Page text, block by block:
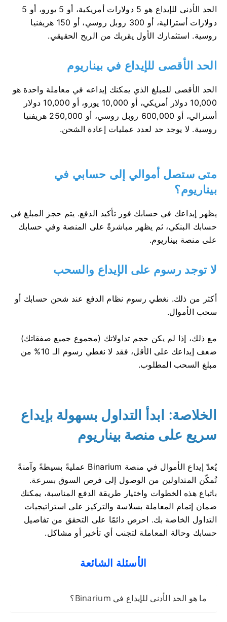
الحد الأدنى للإيداع هو 5 دولارات أمريكية، أو 5 يورو، أو 5
دولارات أسترالية، أو 300 روبل روسي، أو 150 هريفنيا
روسية. استثمارك الأول يقربك من الربح الحقيقي.
الحد الأقصى للإيداع في بيناريوم
الحد الأقصى للمبلغ الذي يمكنك إيداعه في معاملة واحدة هو
10,000 دولار أمريكي، أو 10,000 يورو، أو 10,000 دولار
أسترالي، أو 600,000 روبل روسي، أو 250,000 هريفنيا
روسية. لا يوجد حد لعدد عمليات إعادة الشحن.
متى ستصل أموالي إلى حسابي في
بيناريوم؟
يظهر إيداعك في حسابك فور تأكيد الدفع. يتم حجز المبلغ في
حسابك البنكي، ثم يظهر مباشرةً على المنصة وفي حسابك
على منصة بيناريوم.
لا توجد رسوم على الإيداع والسحب
أكثر من ذلك. نغطي رسوم نظام الدفع عند شحن حسابك أو
سحب الأموال.
مع ذلك، إذا لم يكن حجم تداولاتك (مجموع جميع صفقاتك)
ضعف إيداعك على الأقل، فقد لا نغطي رسوم الـ 10% من
مبلغ السحب المطلوب.
الخلاصة: ابدأ التداول بسهولة بإيداع
سريع على منصة بيناريوم
يُعدّ إيداع الأموال في منصة Binarium عمليةً بسيطةً وآمنةً
تُمكّن المتداولين من الوصول إلى فرص السوق بسرعة.
باتباع هذه الخطوات واختيار طريقة الدفع المناسبة، يمكنك
ضمان إتمام المعاملة بسلاسة والتركيز على استراتيجيات
التداول الخاصة بك. احرص دائمًا على التحقق من تفاصيل
حسابك وحالة المعاملة لتجنب أي تأخير أو مشاكل.
الأسئلة الشائعة
ما هو الحد الأدنى للإيداع في Binarium؟